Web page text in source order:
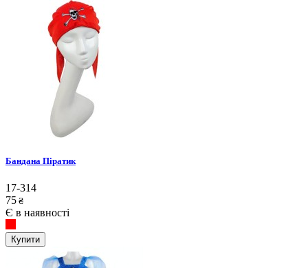
Бандана Піратик
17-314
75 ₴
Є в наявності
Купити